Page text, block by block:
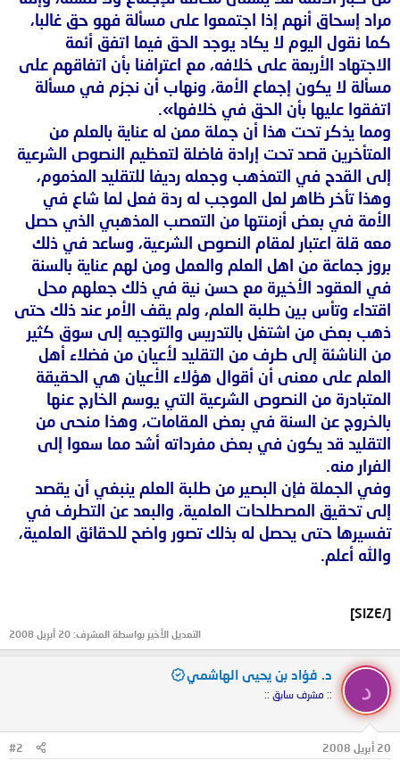
مراد إسحاق أنهم إذا اجتمعوا على مسألة فهو حق غالبا،
كما نقول اليوم لا يكاد يوجد الحق فيما اتفق أئمة
الاجتهاد الأربعة على خلافه، مع اعترافنا بأن اتفاقهم على
مسألة لا يكون إجماع الأمة، ونهاب أن نجزم في مسألة
اتفقوا عليها بأن الحق في خلافها».
ومما يذكر تحت هذا أن جملة ممن له عناية بالعلم من
المتأخرين قصد تحت إرادة فاضلة لتعظيم النصوص الشرعية
إلى القدح في التمذهب وجعله رديفا للتقليد المذموم،
وهذا تأخر ظاهر لعل الموجب له ردة فعل لما شاع في
الأمة في بعض أزمنتها من التعصب المذهبي الذي حصل
معه قلة اعتبار لمقام النصوص الشرعية، وساعد في ذلك
بروز جماعة من اهل العلم والعمل ومن لهم عناية بالسنة
في العقود الأخيرة مع حسن نية في ذلك جعلهم محل
اقتداء وتأس بين طلبة العلم، ولم يقف الأمر عند ذلك حتى
ذهب بعض من اشتغل بالتدريس والتوجيه إلى سوق كثير
من الناشئة إلى طرف من التقليد لأعيان من فضلاء أهل
العلم على معنى أن أقوال هؤلاء الأعيان هي الحقيقة
المتبادرة من النصوص الشرعية التي يوسم الخارج عنها
بالخروج عن السنة في بعض المقامات، وهذا منحى من
التقليد قد يكون في بعض مفرداته أشد مما سعوا إلى
الفرار منه.
وفي الجملة فإن البصير من طلبة العلم ينبغي أن يقصد
إلى تحقيق المصطلحات العلمية، والبعد عن التطرف في
تفسيرها حتى يحصل له بذلك تصور واضح للحقائق العلمية،
والله أعلم.
[/SIZE]
التعديل الأخير بواسطة المشرف: 20 أبريل 2008
د
د. فؤاد بن يحيى الهاشمي
:: مشرف سابق ::
20 أبريل 2008 #2